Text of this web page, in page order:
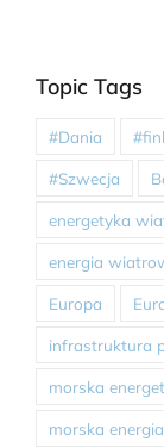
Topic Tags
#Dania
#Szwecja
energetyka
energia
Europa
infrastruktura
morska
morska